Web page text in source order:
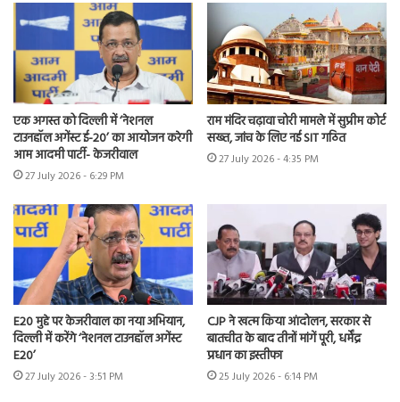
एक अगस्त को दिल्ली में ‘नेशनल
टाउनहॉल अगेंस्ट ई-20’ का आयोजन करेगी
आम आदमी पार्टी- केजरीवाल
27 July 2026 - 6:29 PM
राम मंदिर चढ़ावा चोरी मामले में सुप्रीम कोर्ट
सख्त, जांच के लिए नई SIT गठित
27 July 2026 - 4:35 PM
E20 मुद्दे पर केजरीवाल का नया अभियान,
दिल्ली में करेंगे ‘नेशनल टाउनहॉल अगेंस्ट
E20’
27 July 2026 - 3:51 PM
CJP ने खत्म किया आंदोलन, सरकार से
बातचीत के बाद तीनों मांगें पूरी, धर्मेंद्र
प्रधान का इस्तीफा
25 July 2026 - 6:14 PM